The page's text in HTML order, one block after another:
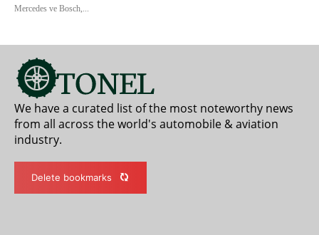
Mercedes ve Bosch,...
We have a curated list of the most noteworthy news
from all across the world's automobile & aviation
industry.
Delete bookmarks